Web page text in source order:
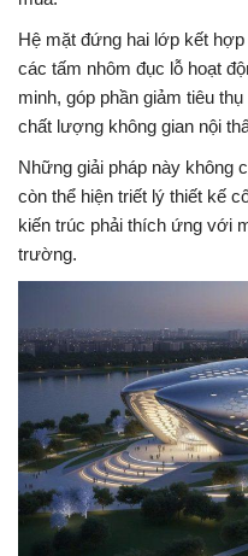
Hệ mặt đứng hai lớp kết
các tấm nhôm đục lỗ hoạt
minh, góp phần giảm tiêu
chất lượng không gian nội
Những giải pháp này không
còn thể hiện triết lý thiết kế
kiến trúc phải thích ứng với
trường.